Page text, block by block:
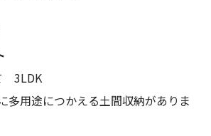
3LDK
多用途につかえる土間収納がありま